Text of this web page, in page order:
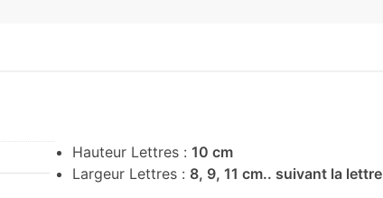
Hauteur Lettres : 10 cm
Largeur Lettres : 8, 9, 11 cm.. suivant la lettre